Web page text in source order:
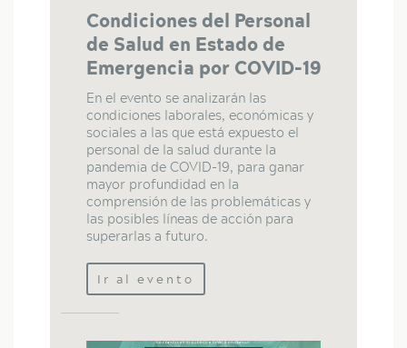
Condiciones del Personal
de Salud en Estado de
Emergencia por COVID-19
En el evento se analizarán las
condiciones laborales, económicas y
sociales a las que está expuesto el
personal de la salud durante la
pandemia de COVID-19, para ganar
mayor profundidad en la
comprensión de las problemáticas y
las posibles líneas de acción para
superarlas a futuro.
Ir al evento